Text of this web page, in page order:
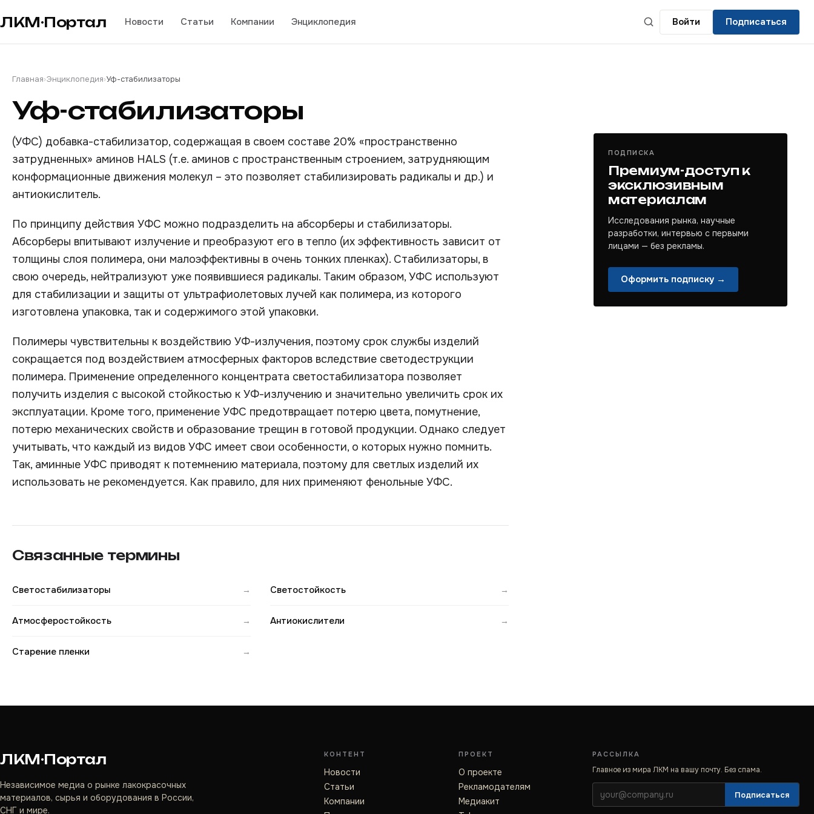
ЛКМ·Портал Новости Статьи Компании Энциклопедия Войти Подписаться
Главная›Энциклопедия›Уф-стабилизаторы
Уф-стабилизаторы
(УФС) добавка-стабилизатор, содержащая в своем составе 20% «пространственно
затрудненных» аминов НАLS (т.е. аминов с пространственным строением, затрудняющим
конформационные движения молекул – это позволяет стабилизировать радикалы и др.) и
антиокислитель.
По принципу действия УФС можно подразделить на абсорберы и стабилизаторы.
Абсорберы впитывают излучение и преобразуют его в тепло (их эффективность зависит от
толщины слоя полимера, они малоэффективны в очень тонких пленках). Стабилизаторы, в
свою очередь, нейтрализуют уже появившиеся радикалы. Таким образом, УФС используют
для стабилизации и защиты от ультрафиолетовых лучей как полимера, из которого
изготовлена упаковка, так и содержимого этой упаковки.
Полимеры чувствительны к воздействию УФ-излучения, поэтому срок службы изделий
сокращается под воздействием атмосферных факторов вследствие светодеструкции
полимера. Применение определенного концентрата светостабилизатора позволяет
получить изделия с высокой стойкостью к УФ-излучению и значительно увеличить срок их
эксплуатации. Кроме того, применение УФС предотвращает потерю цвета, помутнение,
потерю механических свойств и образование трещин в готовой продукции. Однако следует
учитывать, что каждый из видов УФС имеет свои особенности, о которых нужно помнить.
Так, аминные УФС приводят к потемнению материала, поэтому для светлых изделий их
использовать не рекомендуется. Как правило, для них применяют фенольные УФС.
Связанные термины
Светостабилизаторы → Светостойкость →
Атмосферостойкость → Антиокислители →
Старение пленки →
ПОДПИСКА
Премиум-доступ к
эксклюзивным
материалам
Исследования рынка, научные
разработки, интервью с первыми
лицами — без рекламы.
Оформить подписку →
ЛКМ·Портал
Независимое медиа о рынке лакокрасочных
материалов, сырья и оборудования в России,
СНГ и мире.
КОНТЕНТ
Новости
Статьи
Компании
ПРОЕКТ
О проекте
Рекламодателям
Медиакит
РАССЫЛКА
Главное из мира ЛКМ на вашу почту. Без спама.
Подписаться